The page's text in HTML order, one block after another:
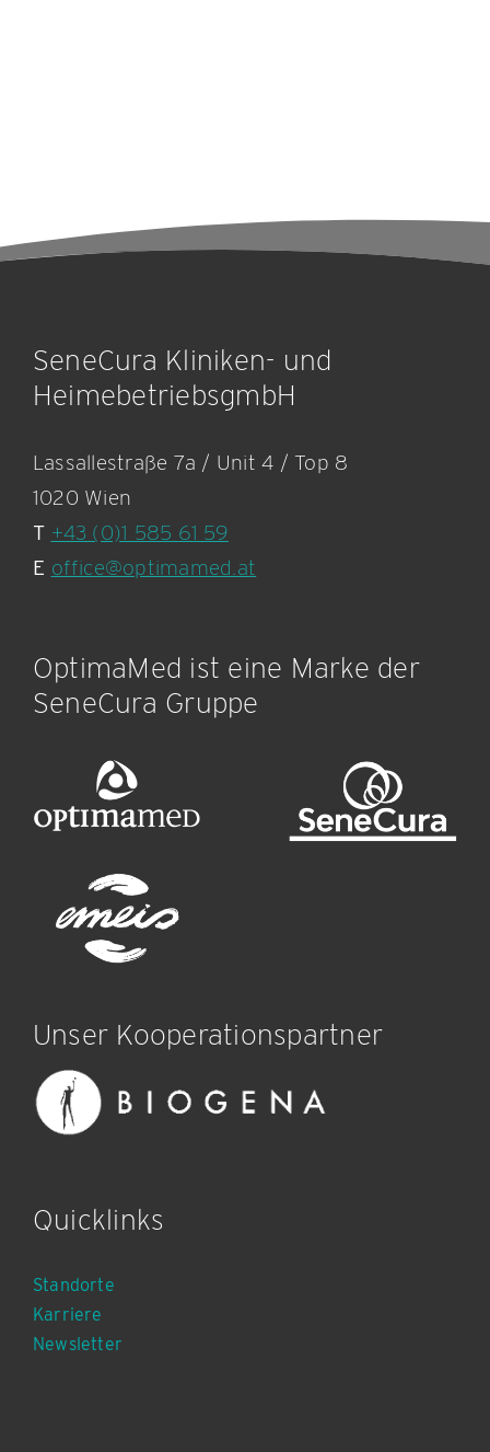
SeneCura Kliniken- und
HeimebetriebsgmbH
Lassallestraße 7a / Unit 4 / Top 8
1020 Wien
T +43 (0)1 585 61 59
E office@optimamed.at
OptimaMed ist eine Marke der
SeneCura Gruppe
Unser Kooperationspartner
Quicklinks
Standorte
Karriere
Newsletter